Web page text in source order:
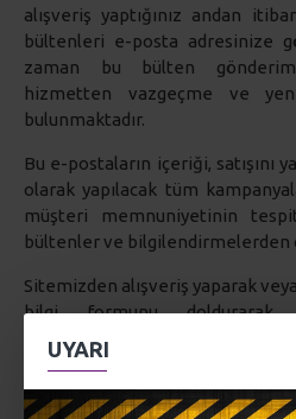
UYARI
alışveriş yaptığınız andan
bültenleri e-posta adresinize
zaman bu bülten
hizmetten vazgeçme ve
bulunmaktadır.
Bu e-postaların içeriği, satışını
olarak yapılacak tüm
müşteri memnuniyetinin
bültenler ve bilgilendirmelerden
Sitemizden alışveriş yaparak
bilgi formunu
adreslerimizden bilgi
bülten, e-posta, telefon ve SMS
kabul etmiş sayılmaktasınız.